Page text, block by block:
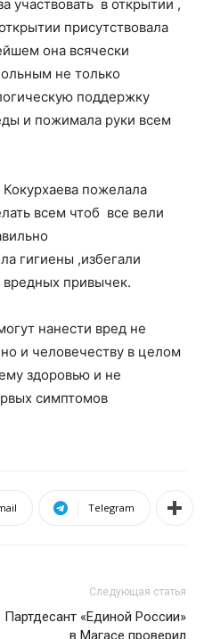
участвовать в открытии ,
присутствовала
она всячески
не только
поддержку
и пожимала руки всем
пожелала
всем чтоб все вели
гигиены ,избегали
вредных привычек.
нанести вред не
и человечеству в целом
здоровью и не
симптомов
Telegram
Следующая статья
Партдесант «Единой России»
в Магасе проверил